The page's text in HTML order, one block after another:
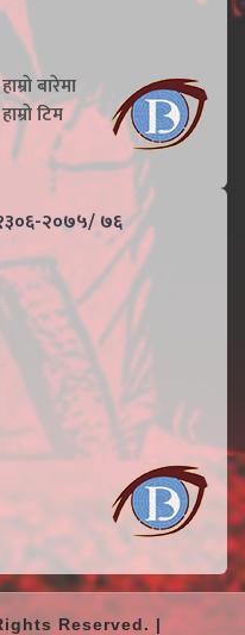
हाम्राे बारेमा
हाम्राे टिम
१३०६-२०७५/ ७६
Reserved. |